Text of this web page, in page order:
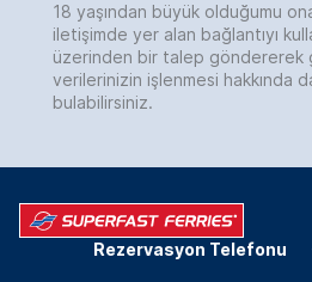
18 yaşından büyük olduğumu
iletişimde yer alan bağlantıyı
üzerinden bir talep göndererek
verilerinizin işlenmesi hakkında
bulabilirsiniz.
Rezervasyon Telefonu